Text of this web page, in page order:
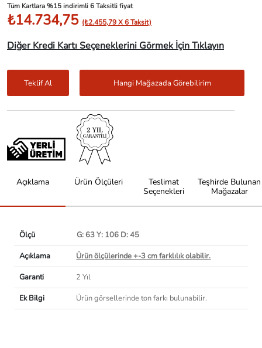
Tüm Kartlara %15 indirimli 6 Taksitli fiyat
₺14.734,75 (₺2.455,79 X 6 Taksit)
Diğer Kredi Kartı Seçeneklerini Görmek İçin Tıklayın
Teklif Al Hangi Mağazada Görebilirim
Açıklama Ürün Ölçüleri
Teslimat
Seçenekleri
Teşhirde Bulunan
Mağazalar
Ölçü
G: 63 Y: 106 D: 45
Açıklama
Ürün ölçülerinde +-3 cm farklılık olabilir.
Garanti
2 Yıl
Ek Bilgi
Ürün görsellerinde ton farkı bulunabilir.